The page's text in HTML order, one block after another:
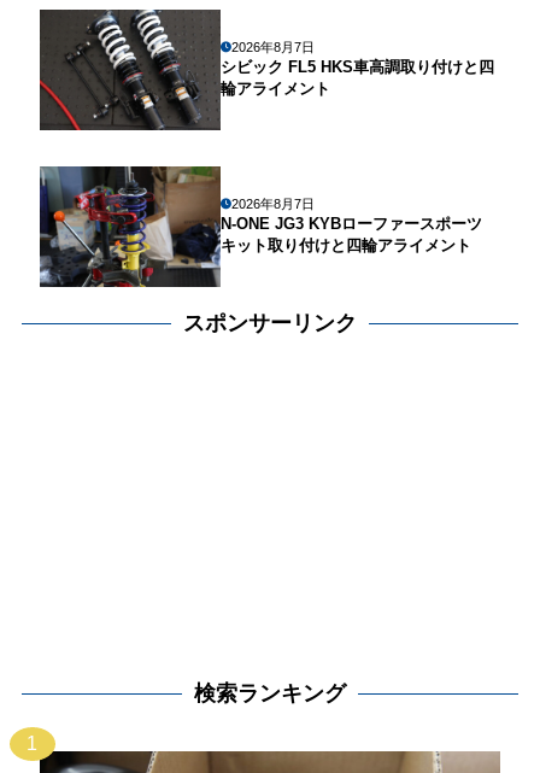
2026年8月7日
シビック FL5 HKS車高調取り付けと四
輪アライメント
2026年8月7日
N-ONE JG3 KYBローファースポーツ
キット取り付けと四輪アライメント
スポンサーリンク
検索ランキング
1